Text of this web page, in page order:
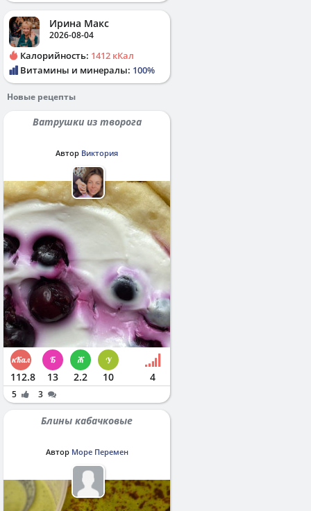
Ирина Макс
2026-08-04
Калорийность: 1412 кКал
Витамины и минералы: 100%
Новые рецепты
Ватрушки из творога
Автор Виктория
112.8 13 2.2 10 4
5 3
Блины кабачковые
Автор Море Перемен